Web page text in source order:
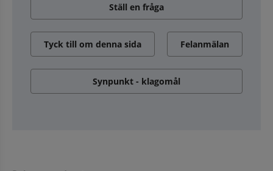
Ställ en fråga
Tyck till om denna sida Felanmälan
Synpunkt - klagomål